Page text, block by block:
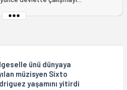
ünü dünyaya
müzisyen Sixto
yaşamını yitirdi